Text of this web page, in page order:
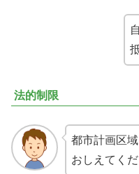
法的制限
都市計画区
おしえてく